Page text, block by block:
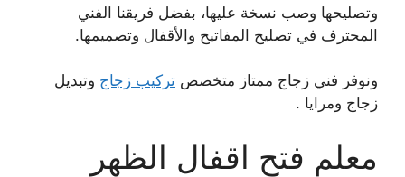
وتصليحها وصب نسخة عليها، بفضل فريقنا الفني
المحترف في تصليح المفاتيح والأقفال وتصميمها.
ونوفر فني زجاج ممتاز متخصص تركيب زجاج وتبديل
زجاج ومرايا .
معلم فتح اقفال الظهر